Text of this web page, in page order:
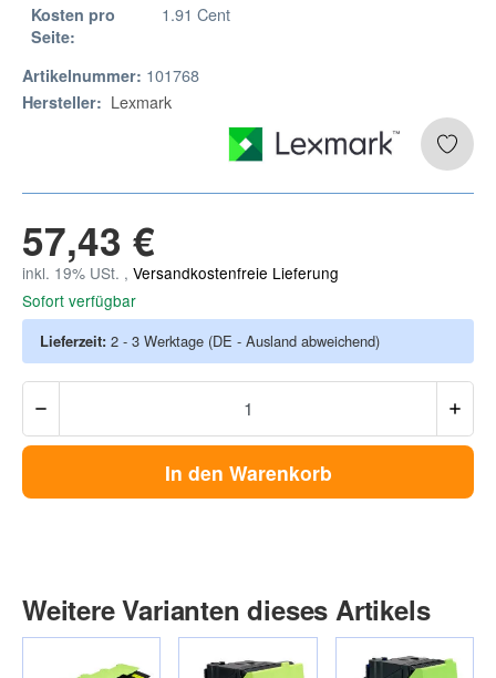
Kosten pro
Seite:
1.91 Cent
Artikelnummer: 101768
Hersteller: Lexmark
57,43 €
inkl. 19% USt. , Versandkostenfreie Lieferung
Sofort verfügbar
Lieferzeit: 2 - 3 Werktage (DE - Ausland abweichend)
In den Warenkorb
Weitere Varianten dieses Artikels